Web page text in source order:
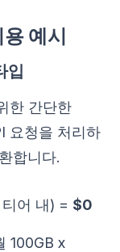
예시
입
한 간단한
요청을 처리하
합니다.
어 내) = $0
100GB x